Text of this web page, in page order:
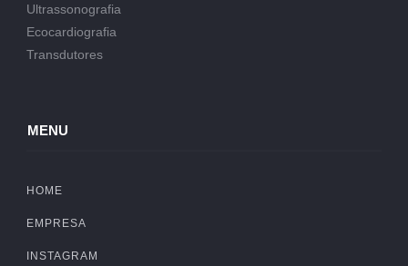
Ultrassonografia
Ecocardiografia
Transdutores
MENU
HOME
EMPRESA
INSTAGRAM